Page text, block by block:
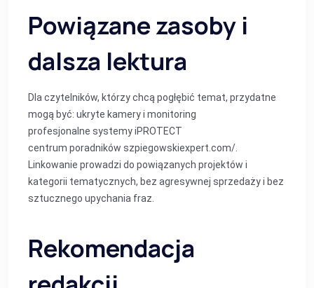
Powiązane zasoby i
dalsza lektura
Dla czytelników, którzy chcą pogłębić temat, przydatne
mogą być: ukryte kamery i monitoring
profesjonalne systemy iPROTECT
centrum poradników szpiegowskiexpert.com/
Linkowanie prowadzi do powiązanych projektów i
kategorii tematycznych, bez agresywnej sprzedaży i bez
sztucznego upychania fraz.
Rekomendacja